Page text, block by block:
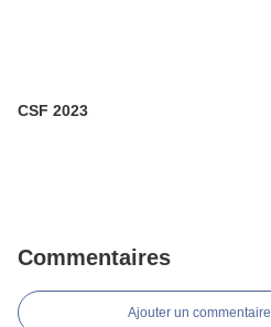
CSF 2023
Commentaires
Ajouter un commentaire